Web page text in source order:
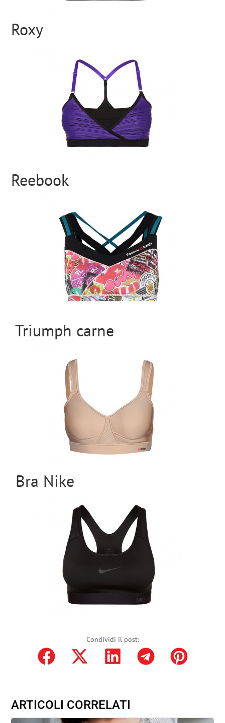
Roxy
Reebook
Triumph carne
Bra Nike
Condividi il post:
ARTICOLI CORRELATI